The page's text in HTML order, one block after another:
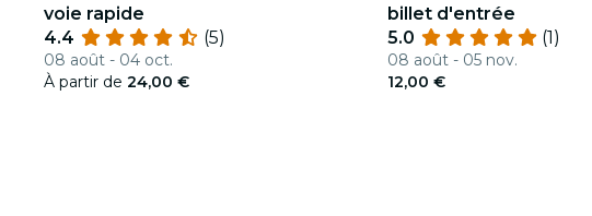
voie rapide
4.4
(5)
08 août - 04 oct.
À partir de 24,00 €
billet d'entrée
5.0
(1)
08 août - 05 nov.
12,00 €